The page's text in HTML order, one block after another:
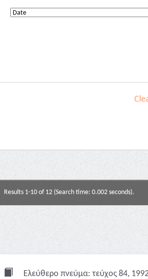
Results 1-10 of 12 (Search time: 0.002 seconds).
Ελεύθερο πνεύμα: τεύχος 84,